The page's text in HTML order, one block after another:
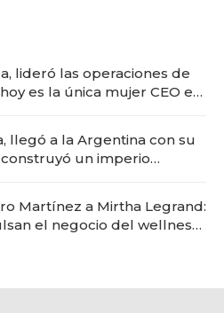
lideró las operaciones de
es la única mujer CEO en
llegó a la Argentina con su
un imperio
Martínez a Mirtha Legrand:
el negocio del wellness